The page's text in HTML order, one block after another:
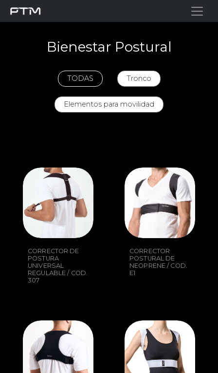
Bienestar Postural
TODAS Tronco
Elementos para movilidad
CORRECTOR DE
POSTURA
UNIVERSAL
REGULABLE / COD.
307
CORRECTOR
POSTURAL DE
NEOPRENE / COD.
E1